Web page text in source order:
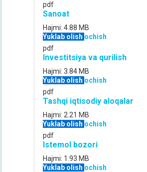
pdf
Sanoat
Hajmi: 4.88 MB
Yuklab olish ochish
pdf
Investitsiya va qurilish
Hajmi: 3.84 MB
Yuklab olish ochish
pdf
Tashqi iqtisodiy aloqalar
Hajmi: 2.21 MB
Yuklab olish ochish
pdf
Istemol bozori
Hajmi: 1.93 MB
Yuklab olish ochish